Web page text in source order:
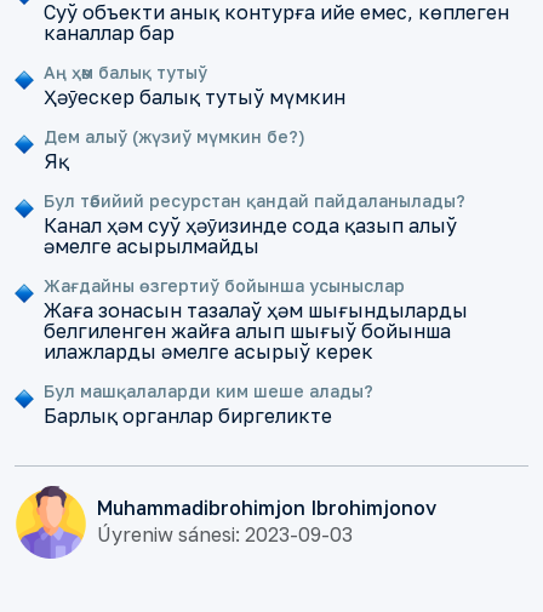
Суў объекти анық контурға ийе емес, көплеген
каналлар бар
Аң ҳәм балық тутыў
Ҳәȳескер балық тутыў мүмкин
Дем алыў (жүзиў мүмкин бе?)
Яқ
Бул тәбийий ресурстан қандай пайдаланылады?
Канал ҳәм суў ҳәȳизинде сода қазып алыў
әмелге асырылмайды
Жағдайны өзгертиў бойынша усыныслар
Жаға зонасын тазалаў ҳәм шығындыларды
белгиленген жайға алып шығыў бойынша
илажларды әмелге асырыў керек
Бул машқалаларди ким шеше алады?
Барлық органлар биргеликте
Muhammadibrohimjon Ibrohimjonov
Úyreniw sánesi: 2023-09-03